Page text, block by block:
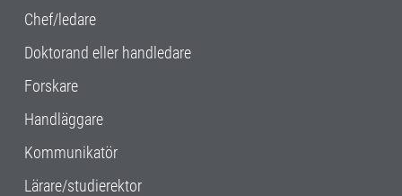
Chef/ledare
Doktorand eller handledare
Forskare
Handläggare
Kommunikatör
Lärare/studierektor